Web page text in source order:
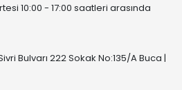
10:00 - 17:00 saatleri arasında
Bulvarı 222 Sokak No:135/A Buca |